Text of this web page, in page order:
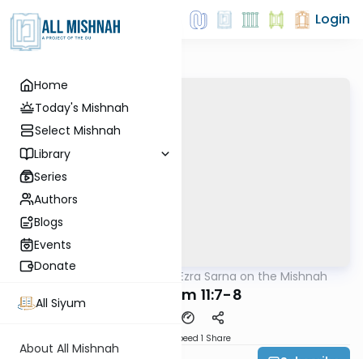
Home
Today's Mishnah
Select Mishnah
Library
Series
Authors
Blogs
Events
Donate
All Siyum
About All Mishnah
Login
Rabbi Ezra Sarna on the Mishnah
Zevachim 11:7-8
Speed 1 Share